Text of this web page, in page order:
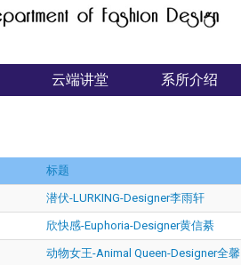
云端讲堂 系所介绍
标题
潜伏-LURKING-Designer李雨轩
欣快感-Euphoria-Designer黄信綦
动物女王-Animal Queen-Designer全馨